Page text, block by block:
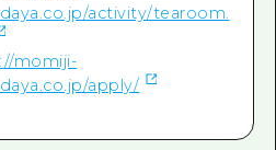
activity/tearoom.
momiji-
apply/